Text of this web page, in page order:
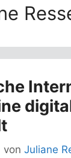
von Juliane